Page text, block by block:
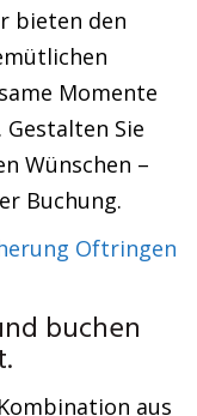
bieten den
Momente
Sie
Wünschen –
Buchung.
Oftringen
buchen
aus